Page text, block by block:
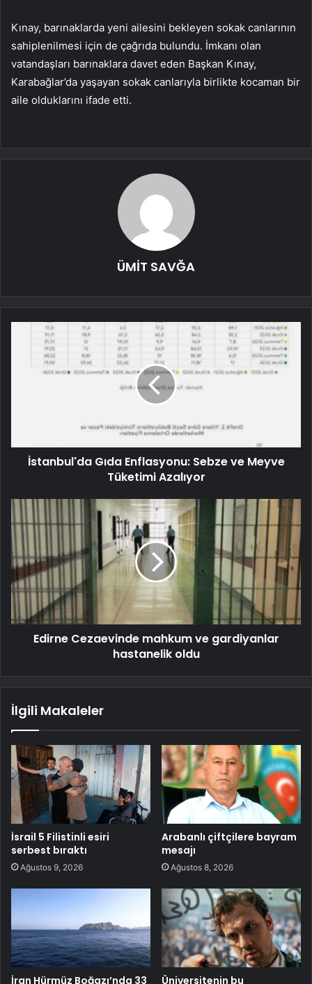
Kınay, barınaklarda yeni ailesini bekleyen sokak canlarının
sahiplenilmesi için de çağrıda bulundu. İmkanı olan
vatandaşları barınaklara davet eden Başkan Kınay,
Karabağlar’da yaşayan sokak canlarıyla birlikte kocaman bir
aile olduklarını ifade etti.
ÜMİT SAVĞA
İstanbul'da Gıda Enflasyonu: Sebze ve Meyve
Tüketimi Azalıyor
Edirne Cezaevinde mahkum ve gardiyanlar
hastanelik oldu
İlgili Makaleler
İsrail 5 Filistinli esiri
serbest bıraktı
Ağustos 9, 2026
Arabanlı çiftçilere bayram
mesajı
Ağustos 8, 2026
İran Hürmüz Boğazı’nda 33 Üniversitenin bu